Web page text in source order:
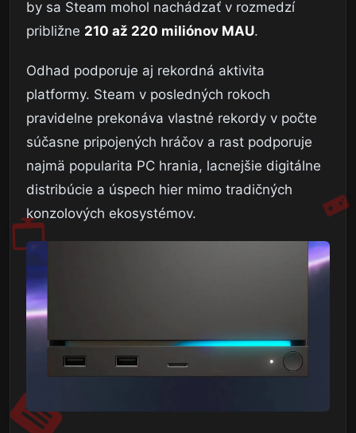
by sa Steam mohol nachádzať v rozmedzí
približne 210 až 220 miliónov MAU.
Odhad podporuje aj rekordná aktivita
platformy. Steam v posledných rokoch
pravidelne prekonáva vlastné rekordy v počte
súčasne pripojených hráčov a rast podporuje
najmä popularita PC hrania, lacnejšie digitálne
distribúcie a úspech hier mimo tradičných
konzolových ekosystémov.